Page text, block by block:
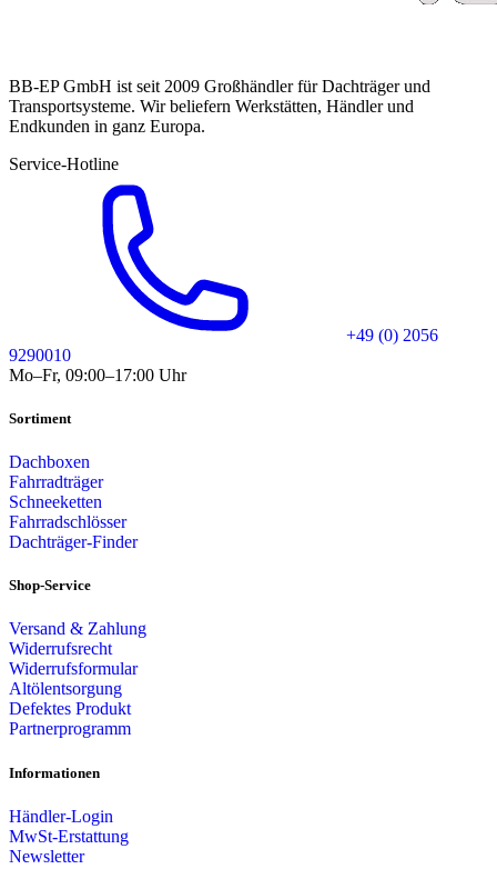
BB-EP GmbH ist seit 2009 Großhändler für Dachträger und
Transportsysteme. Wir beliefern Werkstätten, Händler und
Endkunden in ganz Europa.
Service-Hotline
+49 (0) 2056
9290010
Mo–Fr, 09:00–17:00 Uhr
Sortiment
Dachboxen
Fahrradträger
Schneeketten
Fahrradschlösser
Dachträger-Finder
Shop-Service
Versand & Zahlung
Widerrufsrecht
Widerrufsformular
Altölentsorgung
Defektes Produkt
Partnerprogramm
Informationen
Händler-Login
MwSt-Erstattung
Newsletter